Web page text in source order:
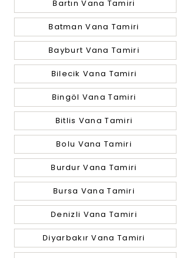
Bartın Vana Tamiri
Batman Vana Tamiri
Bayburt Vana Tamiri
Bilecik Vana Tamiri
Bingöl Vana Tamiri
Bitlis Vana Tamiri
Bolu Vana Tamiri
Burdur Vana Tamiri
Bursa Vana Tamiri
Denizli Vana Tamiri
Diyarbakır Vana Tamiri